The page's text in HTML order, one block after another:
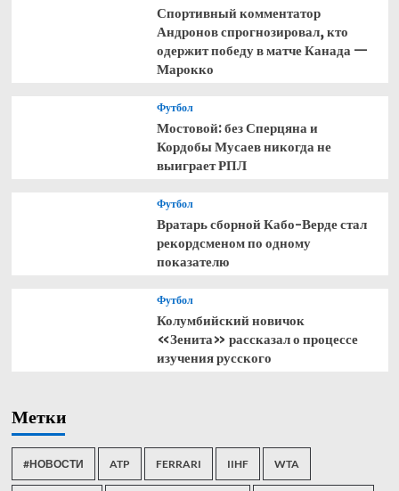
Спортивный комментатор
Андронов спрогнозировал, кто
одержит победу в матче Канада —
Марокко
Футбол
Мостовой: без Сперцяна и
Кордобы Мусаев никогда не
выиграет РПЛ
Футбол
Вратарь сборной Кабо-Верде стал
рекордсменом по одному
показателю
Футбол
Колумбийский новичок
«Зенита» рассказал о процессе
изучения русского
Метки
#НОВОСТИ ATP FERRARI IIHF WTA